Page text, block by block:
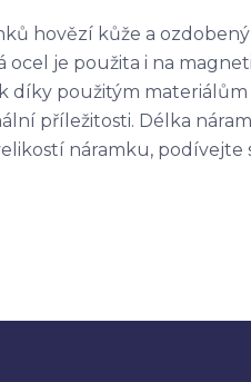
hovězí kůže a
ocel je použita i na
díky použitým
příležitosti. Délka
náramku,